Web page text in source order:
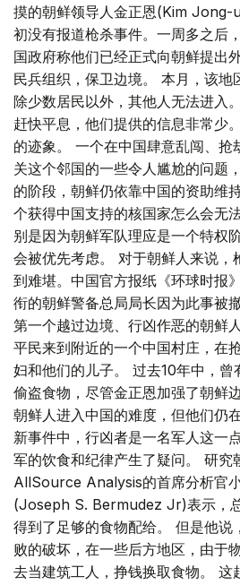
摸的朝鲜领导人金正恩(Kim Jong-
初没有报道枪杀事件。一周多之后
国政府称他们已经正式向朝鲜提出
民兵组织，保卫边境。 本月，该地
除少数居民以外，其他人无法进入
赶快平息，他们提供的信息非常少
的迹象。 一个在中国肆意乱闯、抢
关这个邻国的一些令人尴尬的问题
的阶段，朝鲜仍依靠中国的资助维
个获得中国支持的核国家怎么会无
别是因为朝鲜军队理应是一个特权
会被优先考虑。 对于朝鲜人来说，
到难堪。中国官方报纸《环球时报
衔的朝鲜警备总局局长因为此事被
第一个越过边境、行凶作恶的朝鲜
平民来到附近的一个中国村庄，在
妇和他们的儿子。 过去10年中，曾
偷盗食物，尽管金正恩加强了朝鲜
朝鲜人进入中国的难度，但他们仍
新事件中，行凶者是一名军人这一
军的饮食和纪律产生了疑问。 研究
AllSource Analysis的首席分析官
(Joseph S. Bermudez Jr)表示，
得到了足够的食物配给。 但是他说
败的破坏，在一些后方地区，由于
去当建筑工人，挣钱换取食物。 这